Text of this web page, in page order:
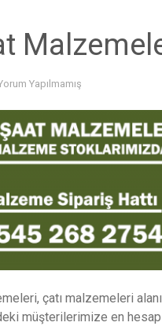
Yapılmamış
çatı malzemeleri
müşterilerimize en